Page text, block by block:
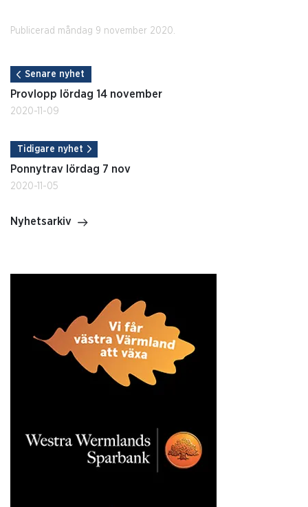
Publicerad måndag 9 november 2020.
Senare nyhet
Provlopp lördag 14 november
2020-11-09
Tidigare nyhet
Ponnytrav lördag 7 nov
2020-11-05
Nyhetsarkiv